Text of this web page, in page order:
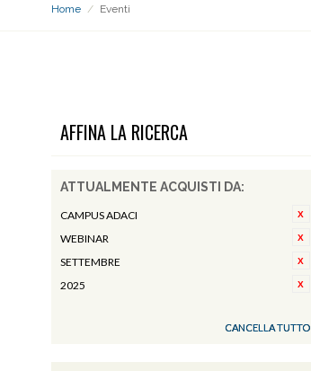
Home / Eventi
AFFINA LA RICERCA
ATTUALMENTE ACQUISTI DA:
CAMPUS ADACI
WEBINAR
SETTEMBRE
2025
CANCELLA TUTTO